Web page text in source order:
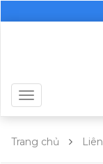
Toggle
navigation
Trang chủ